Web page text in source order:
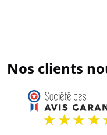
Nos clients